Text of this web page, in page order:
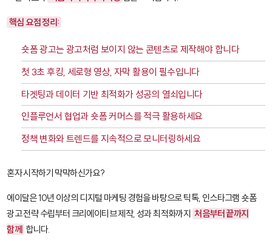
핵심 요점 정리:
숏폼 광고는 광고처럼 보이지 않는 콘텐츠로 제작해야 합니다
첫 3초 후킹, 세로형 영상, 자막 활용이 필수입니다
타겟팅과 데이터 기반 최적화가 성공의 열쇠입니다
인플루언서 협업과 숏폼 커머스를 적극 활용하세요
정책 변화와 트렌드를 지속적으로 모니터링하세요
혼자 시작하기 막막하신가요?
에이달은 10년 이상의 디지털 마케팅 경험을 바탕으로 틱톡, 인스타그램 숏폼
광고 전략 수립부터 크리에이티브 제작, 성과 최적화까지 처음부터 끝까지
함께 합니다.